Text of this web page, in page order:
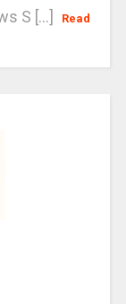
S [...]
Read